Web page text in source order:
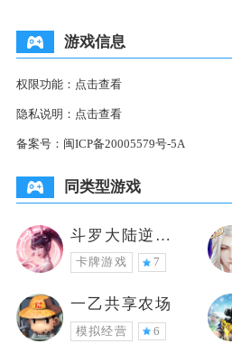
游戏信息
权限功能： 点击查看
隐私说明： 点击查看
备案号： 闽ICP备20005579号-5A
同类型游戏
斗罗大陆逆转
时空
卡牌游戏 7
一乙共享农场
模拟经营 6